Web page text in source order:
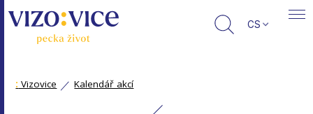
CS
: Vizovice Kalendář akcí